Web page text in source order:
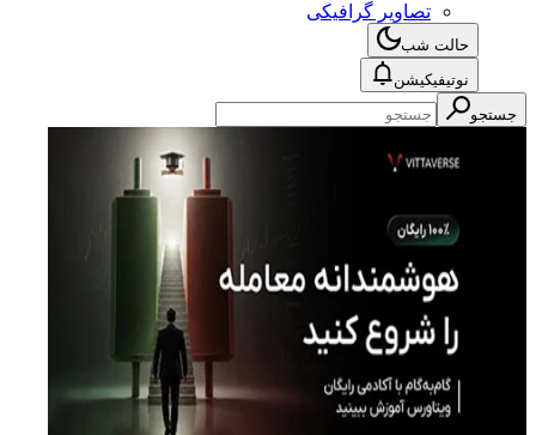
تصاویر گرافیکی
حالت شب
نوتیفیکیشن
جستجو